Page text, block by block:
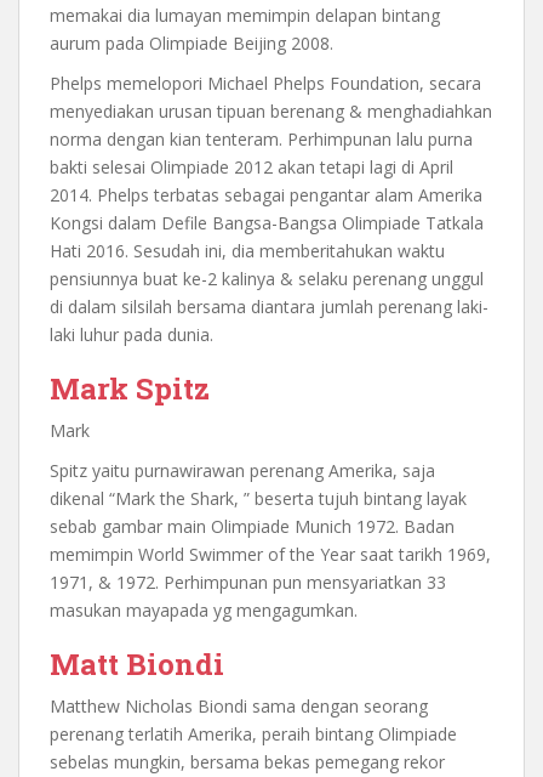
memakai dia lumayan memimpin delapan bintang
aurum pada Olimpiade Beijing 2008.
Phelps memelopori Michael Phelps Foundation, secara
menyediakan urusan tipuan berenang & menghadiahkan
norma dengan kian tenteram. Perhimpunan lalu purna
bakti selesai Olimpiade 2012 akan tetapi lagi di April
2014. Phelps terbatas sebagai pengantar alam Amerika
Kongsi dalam Defile Bangsa-Bangsa Olimpiade Tatkala
Hati 2016. Sesudah ini, dia memberitahukan waktu
pensiunnya buat ke-2 kalinya & selaku perenang unggul
di dalam silsilah bersama diantara jumlah perenang laki-
laki luhur pada dunia.
Mark Spitz
Mark
Spitz yaitu purnawirawan perenang Amerika, saja
dikenal “Mark the Shark, ” beserta tujuh bintang layak
sebab gambar main Olimpiade Munich 1972. Badan
memimpin World Swimmer of the Year saat tarikh 1969,
1971, & 1972. Perhimpunan pun mensyariatkan 33
masukan mayapada yg mengagumkan.
Matt Biondi
Matthew Nicholas Biondi sama dengan seorang
perenang terlatih Amerika, peraih bintang Olimpiade
sebelas mungkin, bersama bekas pemegang rekor